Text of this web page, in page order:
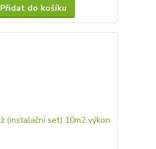
Přidat do košíku